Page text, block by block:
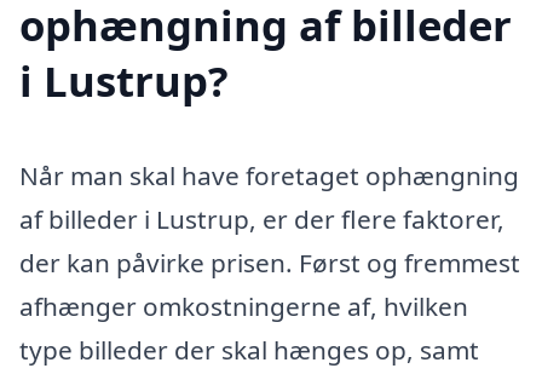
ophængning af billeder
i Lustrup?
Når man skal have foretaget ophængning
af billeder i Lustrup, er der flere faktorer,
der kan påvirke prisen. Først og fremmest
afhænger omkostningerne af, hvilken
type billeder der skal hænges op, samt